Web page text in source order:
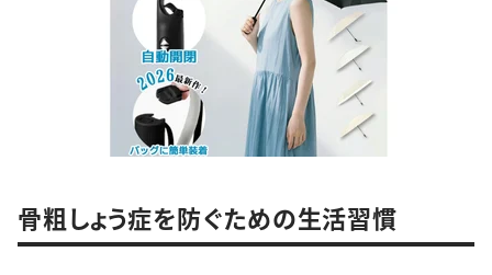
骨粗しょう症を防ぐための生活習慣